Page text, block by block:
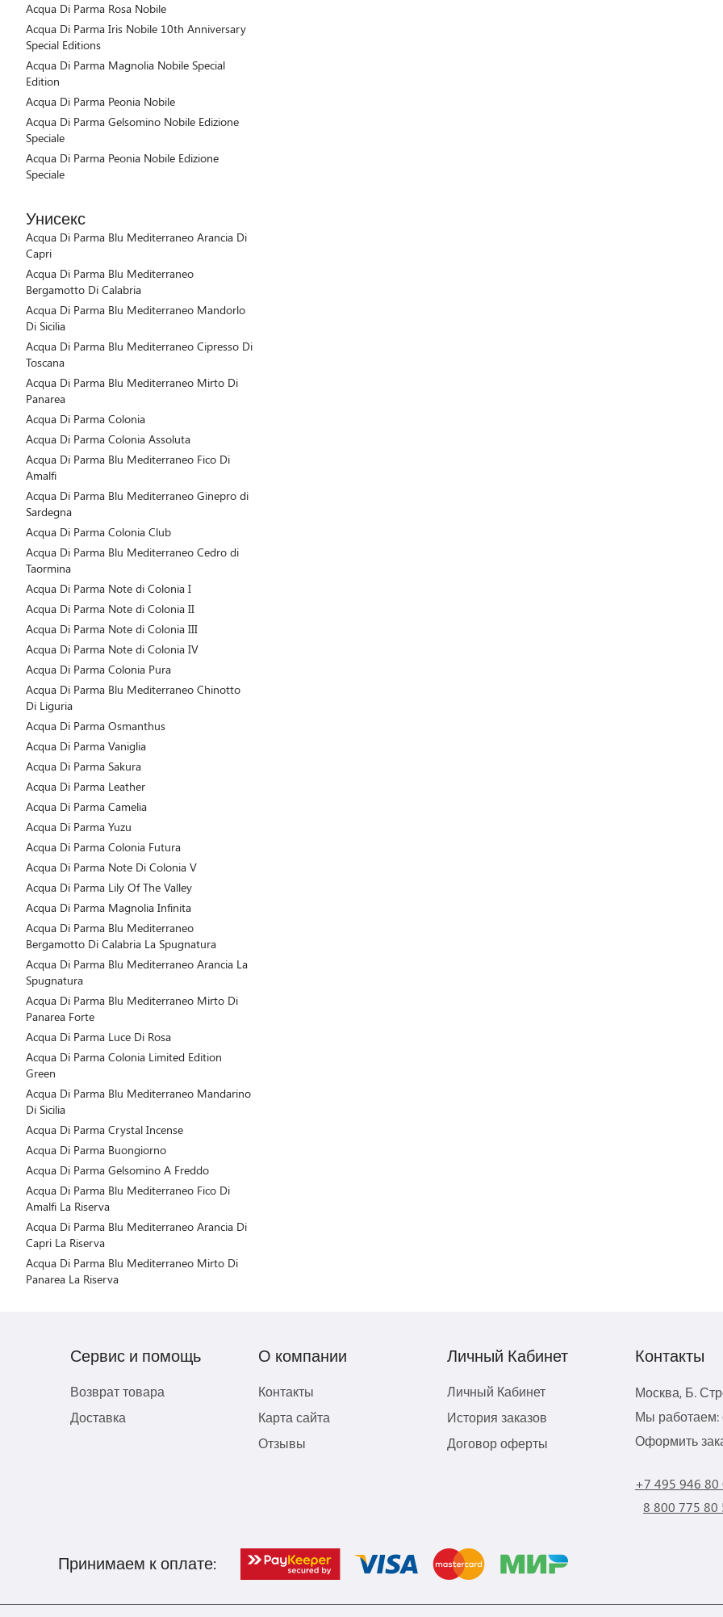
Acqua Di Parma Rosa Nobile
Acqua Di Parma Iris Nobile 10th Anniversary
Special Editions
Acqua Di Parma Magnolia Nobile Special
Edition
Acqua Di Parma Peonia Nobile
Acqua Di Parma Gelsomino Nobile Edizione
Speciale
Acqua Di Parma Peonia Nobile Edizione
Speciale
Унисекс
Acqua Di Parma Blu Mediterraneo Arancia Di
Capri
Acqua Di Parma Blu Mediterraneo
Bergamotto Di Calabria
Acqua Di Parma Blu Mediterraneo Mandorlo
Di Sicilia
Acqua Di Parma Blu Mediterraneo Cipresso Di
Toscana
Acqua Di Parma Blu Mediterraneo Mirto Di
Panarea
Acqua Di Parma Colonia
Acqua Di Parma Colonia Assoluta
Acqua Di Parma Blu Mediterraneo Fico Di
Amalfi
Acqua Di Parma Blu Mediterraneo Ginepro di
Sardegna
Acqua Di Parma Colonia Club
Acqua Di Parma Blu Mediterraneo Cedro di
Taormina
Acqua Di Parma Note di Colonia I
Acqua Di Parma Note di Colonia II
Acqua Di Parma Note di Colonia III
Acqua Di Parma Note di Colonia IV
Acqua Di Parma Colonia Pura
Acqua Di Parma Blu Mediterraneo Chinotto
Di Liguria
Acqua Di Parma Osmanthus
Acqua Di Parma Vaniglia
Acqua Di Parma Sakura
Acqua Di Parma Leather
Acqua Di Parma Camelia
Acqua Di Parma Yuzu
Acqua Di Parma Colonia Futura
Acqua Di Parma Note Di Colonia V
Acqua Di Parma Lily Of The Valley
Acqua Di Parma Magnolia Infinita
Acqua Di Parma Blu Mediterraneo
Bergamotto Di Calabria La Spugnatura
Acqua Di Parma Blu Mediterraneo Arancia La
Spugnatura
Acqua Di Parma Blu Mediterraneo Mirto Di
Panarea Forte
Acqua Di Parma Luce Di Rosa
Acqua Di Parma Colonia Limited Edition
Green
Acqua Di Parma Blu Mediterraneo Mandarino
Di Sicilia
Acqua Di Parma Crystal Incense
Acqua Di Parma Buongiorno
Acqua Di Parma Gelsomino A Freddo
Acqua Di Parma Blu Mediterraneo Fico Di
Amalfi La Riserva
Acqua Di Parma Blu Mediterraneo Arancia Di
Capri La Riserva
Acqua Di Parma Blu Mediterraneo Mirto Di
Panarea La Riserva
Сервис и помощь
Возврат товара
Доставка
О компании
Контакты
Карта сайта
Отзывы
Личный Кабинет
Личный Кабинет
История заказов
Договор оферты
Контакты
Москва, Б.
Мы работаем:
Оформить
+7 495 946 80
8 800 775 80
Принимаем к оплате: